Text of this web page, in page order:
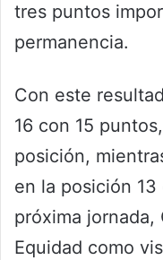
tres puntos
permanencia.
Con este
16 con 15
posición,
en la posición 13
próxima jornada,
Equidad como